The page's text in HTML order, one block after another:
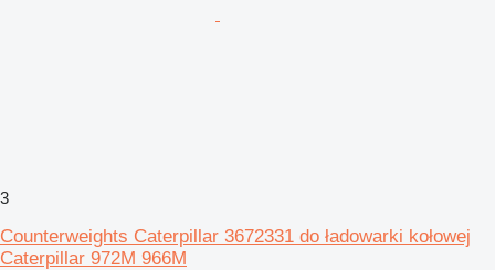
3
Counterweights Caterpillar 3672331 do ładowarki kołowej
Caterpillar 972M 966M